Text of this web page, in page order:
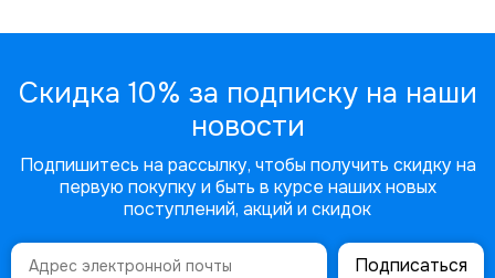
Скидка 10% за подписку на наши
новости
Подпишитесь на рассылку, чтобы получить скидку на
первую покупку и быть в курсе наших новых
поступлений, акций и скидок
Подписаться